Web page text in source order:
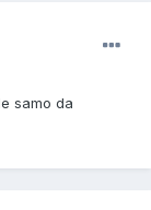
samo da